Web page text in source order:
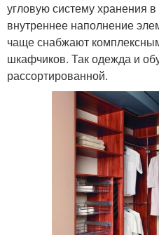
угловую систему хранения в
внутреннее наполнение
чаще снабжают
шкафчиков. Так одежда и
рассортированной.